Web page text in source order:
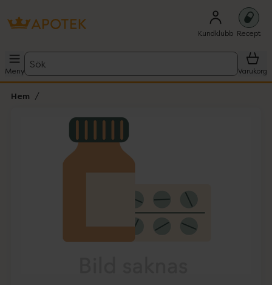
Kundklubb Recept
Meny
Sök
Varukorg
Hem
Lista: . Innehåller 1 objekt.